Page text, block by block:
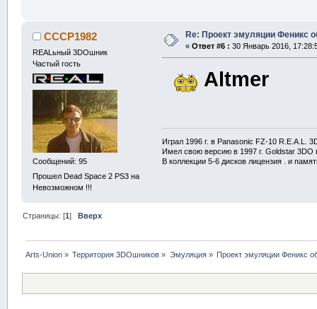
CCCP1982
REALьный 3DOшник
Частый гость
Сообщений: 95
Прошел Dead Space 2 PS3 на
Невозможном !!!
Re: Проект эмуляции Феникс
« Ответ #6 : 30 Январь 2016,
Altmer
Играл 1996 г. в Panasonic FZ-10 R.E.A.L.
Имел свою версию в 1997 г. Goldstar 3DO
В коллекции 5-6 дисков лицензия . и
Страницы: [1] Вверх
Arts-Union » Территория 3DOшников » Эмуляция» Проект эмуляции Феникс